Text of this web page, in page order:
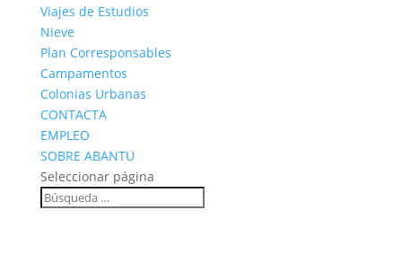
Viajes de Estudios
Nieve
Plan Corresponsables
Campamentos
Colonias Urbanas
CONTACTA
EMPLEO
SOBRE ABANTU
Seleccionar página